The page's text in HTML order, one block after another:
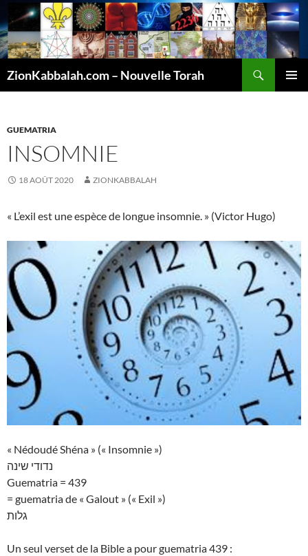
ZionKabbalah.com – Nouvelle Torah
GUEMATRIA
INSOMNIE
18 AOÛT 2020 ZIONKABBALAH
« L’exil est une espèce de longue insomnie. » (Victor Hugo)
« Nédoudé Shéna » (« Insomnie »)
נדודי שינה
Guematria = 439
= guematria de « Galout » (« Exil »)
גלות
Un seul verset de la Bible a pour guematria 439 :